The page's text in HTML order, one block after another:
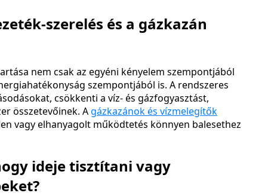
szerelés és a gázkazán
nem csak az egyéni kényelem szempontjából
szempontjából is. A rendszeres
csökkenti a víz- és gázfogyasztást,
összetevőinek. Agázkazánok és vízmelegítők
vagy elhanyagolt működtetés könnyen balesethez
ideje tisztítani vagy